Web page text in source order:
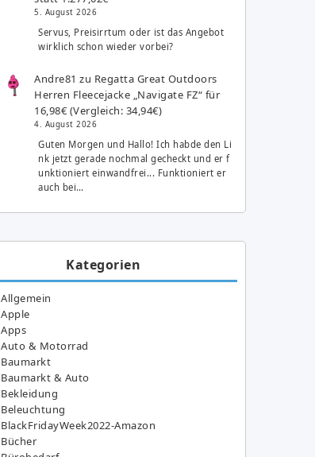
5. August 2026
Servus, Preisirrtum oder ist das Angebot
wirklich schon wieder vorbei?
Andre81 zu Regatta Great Outdoors
Herren Fleecejacke „Navigate FZ“ für
16,98€ (Vergleich: 34,94€)
4. August 2026
Guten Morgen und Hallo! Ich habde den Li
nk jetzt gerade nochmal gecheckt und er f
unktioniert einwandfrei... Funktioniert er
auch bei…
Kategorien
Allgemein
Apple
Apps
Auto & Motorrad
Baumarkt
Baumarkt & Auto
Bekleidung
Beleuchtung
BlackFridayWeek2022-Amazon
Bücher